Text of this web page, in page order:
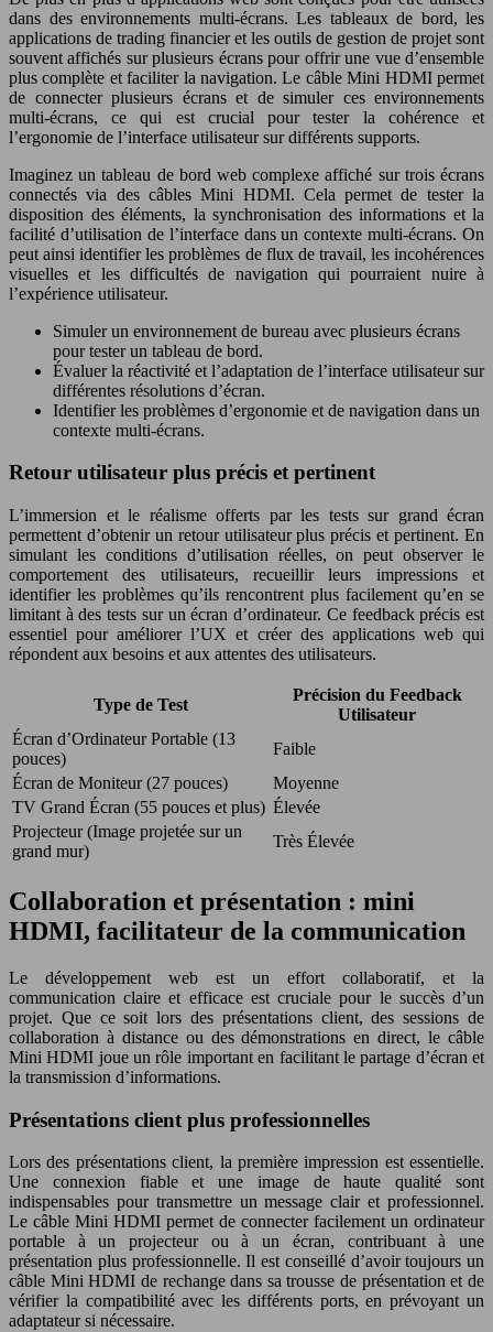
dans des environnements multi-écrans. Les tableaux de bord, les
applications de trading financier et les outils de gestion de projet sont
souvent affichés sur plusieurs écrans pour offrir une vue d’ensemble
plus complète et faciliter la navigation. Le câble Mini HDMI permet
de connecter plusieurs écrans et de simuler ces environnements
multi-écrans, ce qui est crucial pour tester la cohérence et
l’ergonomie de l’interface utilisateur sur différents supports.
Imaginez un tableau de bord web complexe affiché sur trois écrans
connectés via des câbles Mini HDMI. Cela permet de tester la
disposition des éléments, la synchronisation des informations et la
facilité d’utilisation de l’interface dans un contexte multi-écrans. On
peut ainsi identifier les problèmes de flux de travail, les incohérences
visuelles et les difficultés de navigation qui pourraient nuire à
l’expérience utilisateur.
Simuler un environnement de bureau avec plusieurs écrans
pour tester un tableau de bord.
Évaluer la réactivité et l’adaptation de l’interface utilisateur sur
différentes résolutions d’écran.
Identifier les problèmes d’ergonomie et de navigation dans un
contexte multi-écrans.
Retour utilisateur plus précis et pertinent
L’immersion et le réalisme offerts par les tests sur grand écran
permettent d’obtenir un retour utilisateur plus précis et pertinent. En
simulant les conditions d’utilisation réelles, on peut observer le
comportement des utilisateurs, recueillir leurs impressions et
identifier les problèmes qu’ils rencontrent plus facilement qu’en se
limitant à des tests sur un écran d’ordinateur. Ce feedback précis est
essentiel pour améliorer l’UX et créer des applications web qui
répondent aux besoins et aux attentes des utilisateurs.
Type de Test
Précision du Feedback
Utilisateur
Écran d’Ordinateur Portable (13
pouces)
Faible
Écran de Moniteur (27 pouces)
Moyenne
TV Grand Écran (55 pouces et plus) Élevée
Projecteur (Image projetée sur un
grand mur)
Très Élevée
Collaboration et présentation : mini
HDMI, facilitateur de la communication
Le développement web est un effort collaboratif, et la
communication claire et efficace est cruciale pour le succès d’un
projet. Que ce soit lors des présentations client, des sessions de
collaboration à distance ou des démonstrations en direct, le câble
Mini HDMI joue un rôle important en facilitant le partage d’écran et
la transmission d’informations.
Présentations client plus professionnelles
Lors des présentations client, la première impression est essentielle.
Une connexion fiable et une image de haute qualité sont
indispensables pour transmettre un message clair et professionnel.
Le câble Mini HDMI permet de connecter facilement un ordinateur
portable à un projecteur ou à un écran, contribuant à une
présentation plus professionnelle. Il est conseillé d’avoir toujours un
câble Mini HDMI de rechange dans sa trousse de présentation et de
vérifier la compatibilité avec les différents ports, en prévoyant un
adaptateur si nécessaire.